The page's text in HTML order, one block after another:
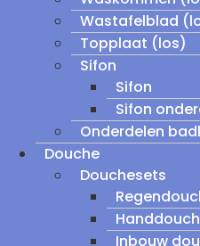
Wastafelblad
Topplaat (los)
Sifon
Sifon
Sifon
Onderdelen
Douche
Douchesets
Inbouw